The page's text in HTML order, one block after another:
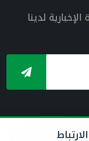
لدينا